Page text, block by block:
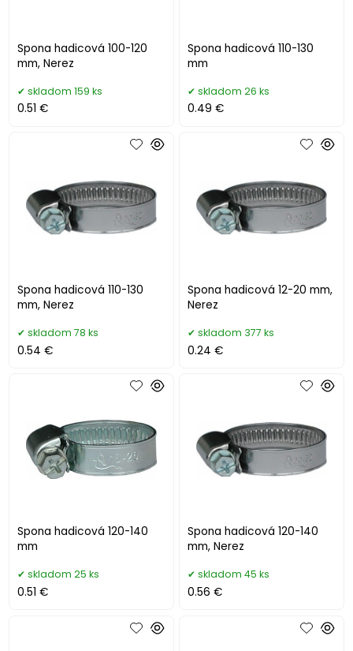
Spona hadicová 100-120
mm, Nerez
skladom 159 ks
0.51 €
Spona hadicová 110-130
mm
skladom 26 ks
0.49 €
Spona hadicová 110-130
mm, Nerez
skladom 78 ks
0.54 €
Spona hadicová 12-20 mm,
Nerez
skladom 377 ks
0.24 €
Spona hadicová 120-140
mm
skladom 25 ks
0.51 €
Spona hadicová 120-140
mm, Nerez
skladom 45 ks
0.56 €